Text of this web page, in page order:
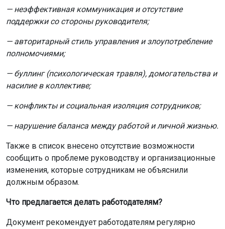
— неэффективная коммуникация и отсутствие
поддержки со стороны руководителя;
— авторитарный стиль управления и злоупотребление
полномочиями;
— буллинг (психологическая травля), домогательства и
насилие в коллективе;
— конфликты и социальная изоляция сотрудников;
— нарушение баланса между работой и личной жизнью.
Также в список внесено отсутствие возможности
сообщить о проблеме руководству и организационные
изменения, которые сотрудникам не объяснили
должным образом.
Что предлагается делать работодателям?
Документ рекомендует работодателям регулярно